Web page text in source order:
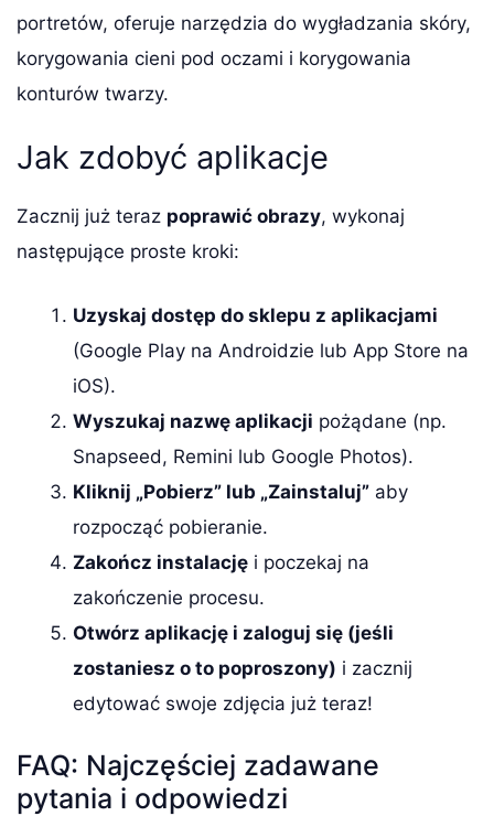
portretów, oferuje narzędzia do wygładzania skóry,
korygowania cieni pod oczami i korygowania
konturów twarzy.
Jak zdobyć aplikacje
Zacznij już teraz poprawić obrazy, wykonaj
następujące proste kroki:
Uzyskaj dostęp do sklepu z aplikacjami
(Google Play na Androidzie lub App Store na
iOS).
Wyszukaj nazwę aplikacji pożądane (np.
Snapseed, Remini lub Google Photos).
Kliknij „Pobierz” lub „Zainstaluj” aby
rozpocząć pobieranie.
Zakończ instalację i poczekaj na
zakończenie procesu.
Otwórz aplikację i zaloguj się (jeśli
zostaniesz o to poproszony) i zacznij
edytować swoje zdjęcia już teraz!
FAQ: Najczęściej zadawane
pytania i odpowiedzi